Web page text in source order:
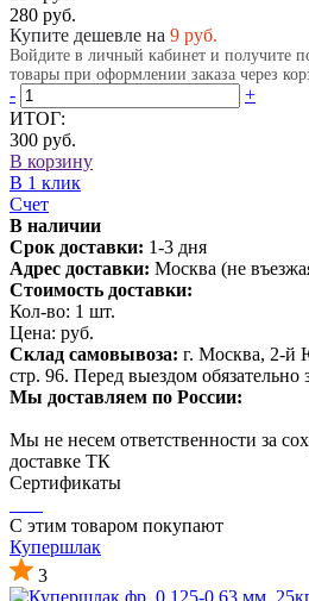
280 руб.
Купите дешевле на 9 руб.
Войдите в личный кабинет и получите
товары при оформлении заказа через
-
+
ИТОГ:
300 руб.
В корзину
В 1 клик
Счет
В наличии
Срок доставки: 1-3 дня
Адрес доставки: Москва (не
Стоимость доставки:
Кол-во: 1 шт.
Цена: руб.
Склад самовывоза: г. Москва, 2-й
стр. 96. Перед выездом обязательно
Мы доставляем по России:
Мы не несем ответственности за
доставке ТК
Сертификаты
С этим товаром покупают
Купершлак
3